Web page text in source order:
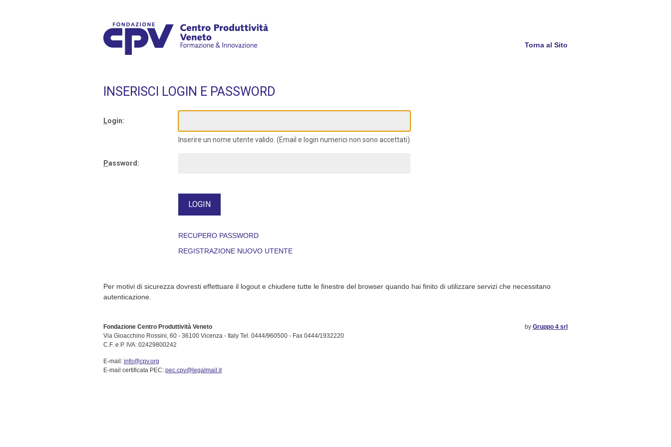
Torna al Sito
INSERISCI LOGIN E PASSWORD
Login:
Inserire un nome utente valido. (Email e login numerici non sono accettati).
Password:
RECUPERO PASSWORD
REGISTRAZIONE NUOVO UTENTE
Per motivi di sicurezza dovresti effettuare il logout e chiudere tutte le finestre del browser quando hai finito di utilizzare servizi che necessitano
autenticazione.
Fondazione Centro Produttività Veneto
Via Gioacchino Rossini, 60 - 36100 Vicenza - Italy Tel. 0444/960500 - Fax 0444/1932220
C.F. e P. IVA: 02429800242
E-mail: info@cpv.org
E-mail certificata PEC: pec.cpv@legalmail.it
by Gruppo 4 srl